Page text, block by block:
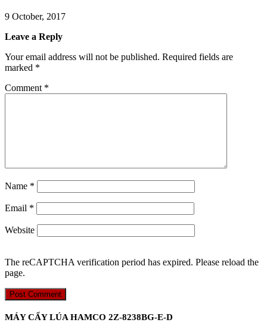
9 October, 2017
Leave a Reply
Your email address will not be published. Required fields are
marked *
Comment *
Name *
Email *
Website
The reCAPTCHA verification period has expired. Please reload the
page.
MÁY CẤY LÚA HAMCO 2Z-8238BG-E-D